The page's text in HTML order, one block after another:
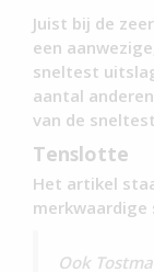
Juist bij de
een
sneltest
aantal
van de
Tenslotte
Het artikel
merkwaardige
Ook